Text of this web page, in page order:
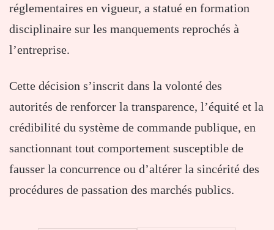
réglementaires en vigueur, a statué en formation
disciplinaire sur les manquements reprochés à
l’entreprise.
Cette décision s’inscrit dans la volonté des
autorités de renforcer la transparence, l’équité et la
crédibilité du système de commande publique, en
sanctionnant tout comportement susceptible de
fausser la concurrence ou d’altérer la sincérité des
procédures de passation des marchés publics.